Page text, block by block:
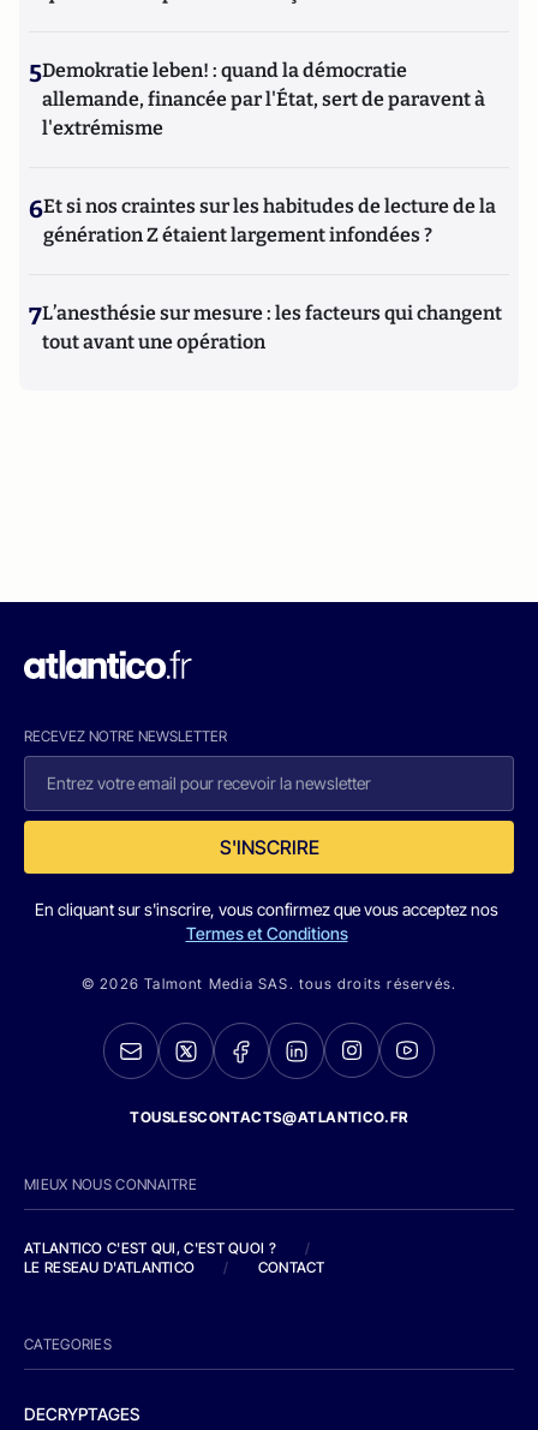
5Demokratie leben! : quand la démocratie
allemande, financée par l'État, sert de paravent à
l'extrémisme
6Et si nos craintes sur les habitudes de lecture de la
génération Z étaient largement infondées ?
7L’anesthésie sur mesure : les facteurs qui changent
tout avant une opération
RECEVEZ NOTRE NEWSLETTER
S'INSCRIRE
En cliquant sur s'inscrire, vous confirmez que vous acceptez nos
Termes et Conditions
© 2026 Talmont Media SAS. tous droits réservés.
TOUSLESCONTACTS@ATLANTICO.FR
MIEUX NOUS CONNAITRE
ATLANTICO C'EST QUI, C'EST QUOI ?
/
LE RESEAU D'ATLANTICO
/ CONTACT
CATEGORIES
DECRYPTAGES